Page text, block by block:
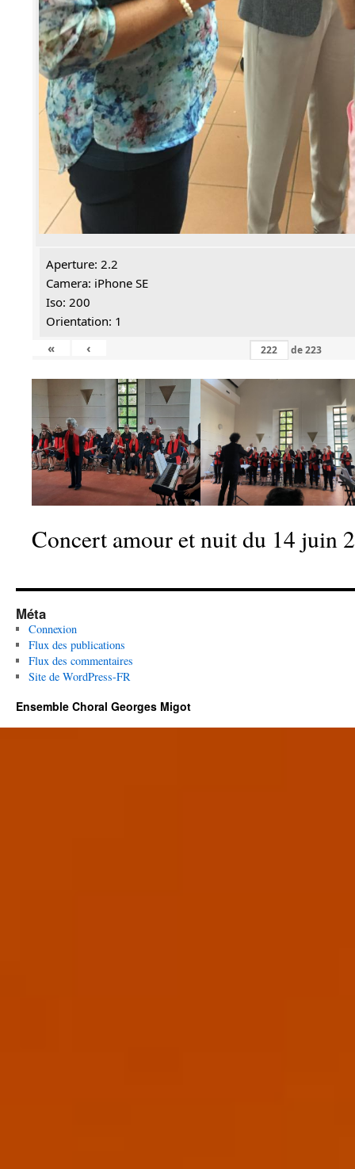
Aperture: 2.2
Camera: iPhone SE
Iso: 200
Orientation: 1
«
‹ de223
Concert amour et nuit du 14 juin
Méta
Connexion
Flux des publications
Flux des commentaires
Site de WordPress-FR
Ensemble Choral Georges Migot